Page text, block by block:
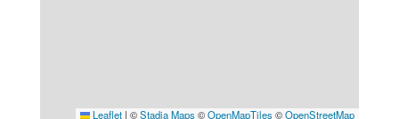
Leaflet | ©Stadia Maps ©OpenMapTiles ©OpenStreetMap